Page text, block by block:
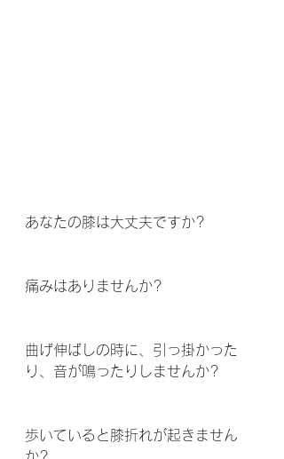
あなたの膝は大丈夫ですか?
痛みはありませんか?
曲げ伸ばしの時に、引っ掛かった
り、音が鳴ったりしませんか?
歩いていると膝折れが起きません